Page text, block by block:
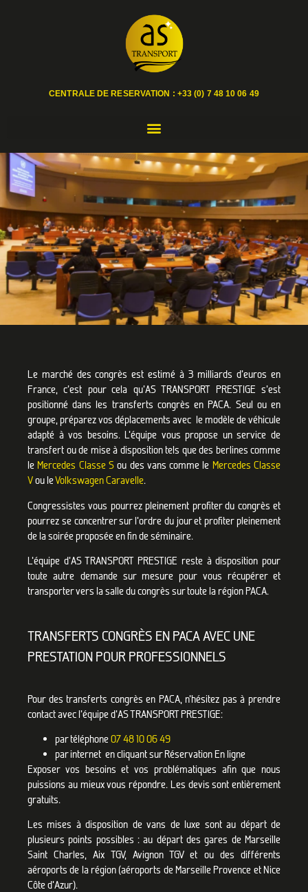
CENTRALE DE RESERVATION : +33 (0) 7 48 10 06 49
CONGRÈS
EN PACA
Le marché des congrès est estimé à 3 milliards d’euros en
France, c’est pour cela qu’AS TRANSPORT PRESTIGE s’est
positionné dans les transferts congrès en PACA. Seul ou en
groupe, préparez vos déplacements avec le modèle de véhicule
adapté à vos besoins. L’équipe vous propose un service de
transfert ou de mise à disposition tels que des berlines comme
le Mercedes Classe Sou des vans comme le Mercedes Classe
Vou leVolkswagen Caravelle.
Congressistes vous pourrez pleinement profiter du congrès et
pourrez se concentrer sur l’ordre du jour et profiter pleinement
de la soirée proposée en fin de séminaire.
L’équipe d’AS TRANSPORT PRESTIGE reste à disposition pour
toute autre demande sur mesure pour vous récupérer et
transporter vers la salle du congrès sur toute la région PACA.
TRANSFERTS CONGRÈS EN PACA AVEC UNE
PRESTATION POUR PROFESSIONNELS
Pour des transferts congrès en PACA, n’hésitez pas à prendre
contact avec l’équipe d’AS TRANSPORT PRESTIGE:
par téléphone07 48 10 06 49
par internet en cliquant sur Réservation En ligne
Exposer vos besoins et vos problématiques afin que nous
puissions au mieux vous répondre. Les devis sont entièrement
gratuits.
Les mises à disposition de vans de luxe sont au départ de
plusieurs points possibles : au départ des gares de Marseille
Saint Charles, Aix TGV, Avignon TGV et ou des différents
aéroports de la région (aéroports de Marseille Provence et Nice
Côte d’Azur).